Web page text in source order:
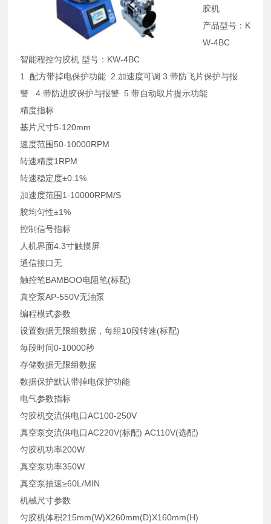
胶机
产品型号：K
W-4BC
智能程控匀胶机 型号：KW-4BC
1 .配方带掉电保护功能 2.加速度可调 3.带防飞片保护与报
警 4.带防进胶保护与报警 5.带自动取片提示功能
精度指标
基片尺寸5-120mm
速度范围50-10000RPM
转速精度1RPM
转速稳定度±0.1%
加速度范围1-10000RPM/S
胶均匀性±1%
控制信号指标
人机界面4.3寸触摸屏
通信接口无
触控笔BAMBOO电阻笔(标配)
真空泵AP-550V无油泵
编程模式参数
设置数据无限组数据，每组10段转速(标配)
每段时间0-10000秒
存储数据无限组数据
数据保护默认带掉电保护功能
电气参数指标
匀胶机交流供电口AC100-250V
真空泵交流供电口AC220V(标配) AC110V(选配)
匀胶机功率200W
真空泵功率350W
真空泵抽速≥60L/MIN
机械尺寸参数
匀胶机体积215mm(W)X260mm(D)X160mm(H)